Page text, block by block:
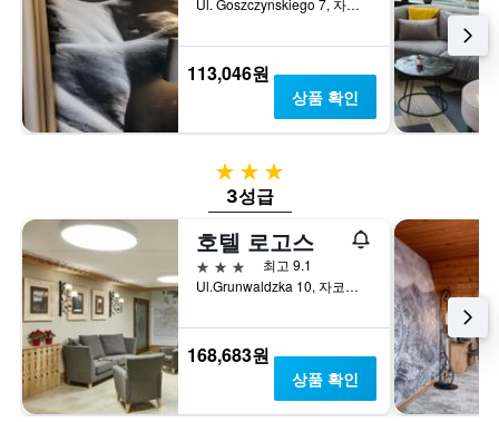
금
을
표
시
하
는
이
있
습
니
다.
시
하
는
1
개
의
니
다.
Ul. Goszczynskiego 7, 자코파네, 마우폴스키에, 폴란드
113,046원
상품 확인
3성급
3성급
호텔 로고스
3성급
최고 9.1
Ul.Grunwaldzka 10, 자코파네, 마우폴스키에, 폴란드
168,683원
상품 확인